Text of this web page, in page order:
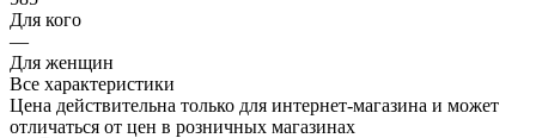
Для кого
—
Для женщин
Все характеристики
Цена действительна только для интернет-магазина и может
отличаться от цен в розничных магазинах